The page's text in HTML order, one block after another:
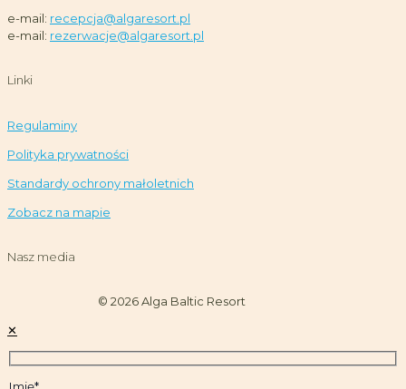
e-mail: recepcja@algaresort.pl
e-mail: rezerwacje@algaresort.pl
Linki
Regulaminy
Polityka prywatności
Standardy ochrony małoletnich
Zobacz na mapie
Nasz media
© 2026 Alga Baltic Resort
✕